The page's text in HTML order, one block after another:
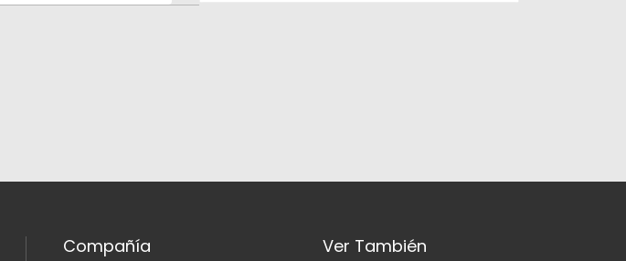
Compañía Ver También